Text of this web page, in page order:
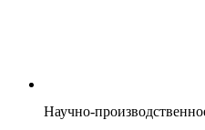
Научно-